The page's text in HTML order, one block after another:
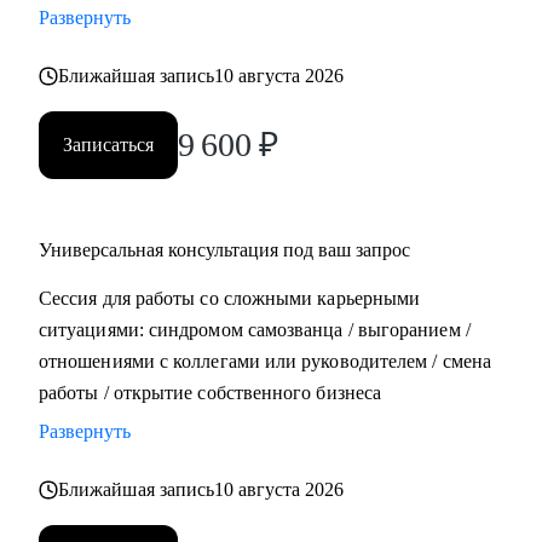
• Составить план роста до позиции руководителя
Кому могу помочь:
• Всем, кто хочет строить карьеру за рубежом
• Руководителям и тем, кто хочет дорасти до
управленческих позиций
уровня
Развернуть
Ближайшая запись10 августа 2026
Записаться 9 600 ₽
Универсальная консультация под ваш запрос
Сессия для работы со сложными карьерными
ситуациями: синдромом самозванца / выгоранием /
отношениями с коллегами или руководителем / смена
работы / открытие собственного бизнеса
Развернуть
Ближайшая запись10 августа 2026